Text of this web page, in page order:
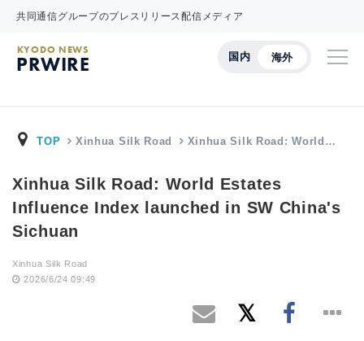
共同通信グループのプレスリリース配信メディア
国内 海外
KYODO NEWS
PRWIRE
TOP Xinhua Silk Road Xinhua Silk Road: World…
Xinhua Silk Road: World Estates
Influence Index launched in SW China's
Sichuan
Xinhua Silk Road
2026/6/24 09:49